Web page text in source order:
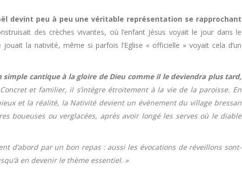
devint peu à peu une véritable représentation se rapprochant
des crèches vivantes, où l’enfant Jésus voyait le jour dans le
la nativité, même si parfois l’Eglise « officielle » voyait cela d’un
simple cantique à la gloire de Dieu comme il le deviendra plus tard,
Concret et familier, il s’intègre étroitement à la vie de la paroisse. En
et la réalité, la Nativité devient un évènement du village bressan
boueuses ou verglacées, après avoir longé les serves où le diable
d’abord par un bon repas : aussi les évocations de réveillons sont-
en devenir le thème essentiel. »